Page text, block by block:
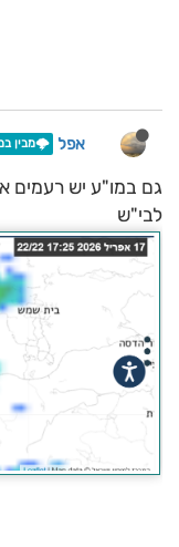
אפל 🌩️מבין
גם במו"ע יש רעמים
לבי"ש